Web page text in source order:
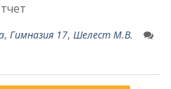
, Гимназия 17, Шелест М.В.